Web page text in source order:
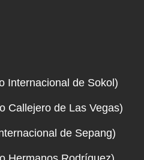
Internacional de Sokol)
Callejero de Las Vegas)
de Sepang)